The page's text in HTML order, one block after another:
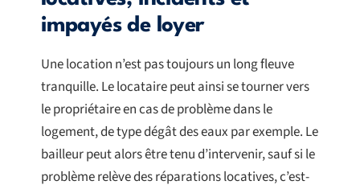
impayés de loyer
Une location n’est pas toujours un long fleuve
tranquille. Le locataire peut ainsi se tourner vers
le propriétaire en cas de problème dans le
logement, de type dégât des eaux par exemple. Le
bailleur peut alors être tenu d’intervenir, sauf si le
problème relève des réparations locatives, c’est-